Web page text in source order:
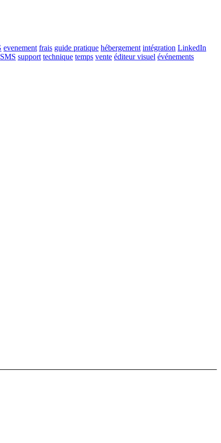
evenement frais guide pratique hébergement intégration LinkedIn
SMS support technique temps vente éditeur visuel événements